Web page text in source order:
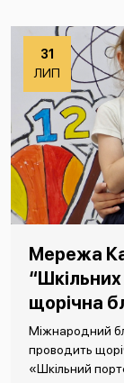
31
ЛИП
Мережа
щорічна
Міжнародний
проводить
«Шкільний